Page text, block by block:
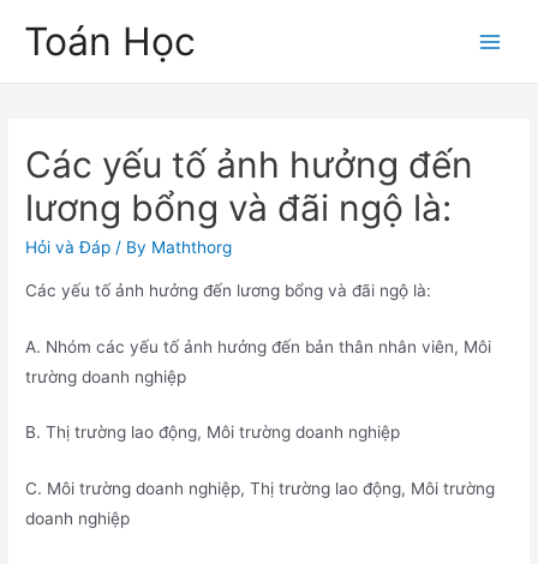
Toán Học
Các yếu tố ảnh hưởng đến
lương bổng và đãi ngộ là:
Hỏi và Đáp / By Maththorg
Các yếu tố ảnh hưởng đến lương bổng và đãi ngộ là:
A. Nhóm các yếu tố ảnh hưởng đến bản thân nhân viên, Môi
trường doanh nghiệp
B. Thị trường lao động, Môi trường doanh nghiệp
C. Môi trường doanh nghiệp, Thị trường lao động, Môi trường
doanh nghiệp